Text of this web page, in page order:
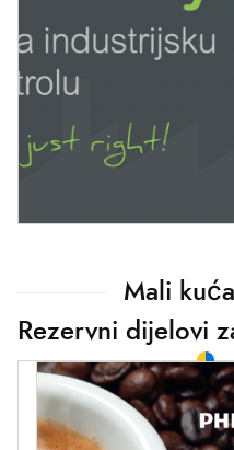
Mali
Rezervni dijelovi